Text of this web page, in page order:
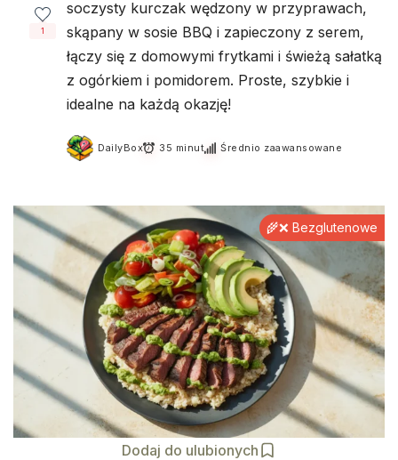
1
soczysty kurczak wędzony w przyprawach,
skąpany w sosie BBQ i zapieczony z serem,
łączy się z domowymi frytkami i świeżą sałatką
z ogórkiem i pomidorem. Proste, szybkie i
idealne na każdą okazję!
DailyBox 35 minut Średnio zaawansowane
Dodaj do ulubionych
🌾❌ Bezglutenowe